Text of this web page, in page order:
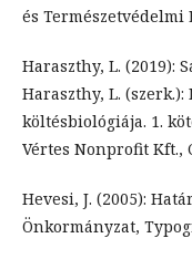
és Természetvédelmi
Haraszthy, L. (2019):
Haraszthy, L.
költésbiológiája. 1.
Vértes Nonprofit Kft.,
Hevesi, J. (2005):
Önkormányzat,